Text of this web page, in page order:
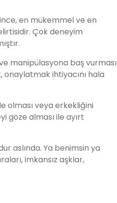
en mükemmel ve en
Çok deneyim
manipülasyona baş vurması
ihtiyacını hala
olması veya erkekliğini
göze alması ile ayırt
aslında. Ya benimsin ya
imkansız aşklar,